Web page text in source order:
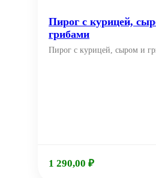
Пирог с курицей,
грибами
Пирог с курицей, сыром и
1 290,00 ₽